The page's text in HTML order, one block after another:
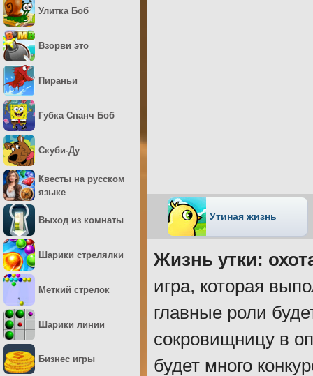
Утиная жизнь
Жизнь утки:
игра, которая
главные роли
сокровищницу в
будет много
Улитка Боб
Взорви это
Пираньи
Губка Спанч Боб
Скуби-Ду
Квесты на русском
языке
Выход из комнаты
Шарики стрелялки
Меткий стрелок
Шарики линии
Бизнес игры